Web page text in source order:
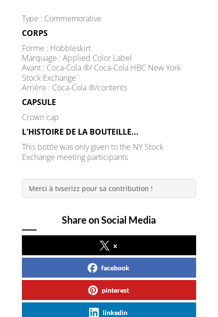
Type : Commemorative
CORPS
Forme : Hobbleskirt
Marquage : Applied Color Label
Avant : Coca-Cola ®/ Coca-Cola HBC New York
Stock Exchange
Arrière : Coca-Cola ®/contents
CAPSULE
Crown cap
L'HISTOIRE DE LA BOUTEILLE...
This bottle was only given to the NY Stock
Exchange meeting participants
Merci à tvserizz pour sa contribution !
Share on Social Media
x
facebook
pinterest
linkedin